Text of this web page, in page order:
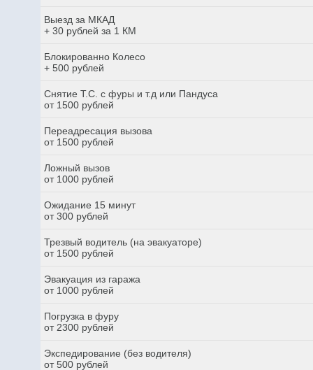
Выезд за МКАД
+ 30 рублей за 1 КМ
Блокированно Колесо
+ 500 рублей
Снятие Т.С. с фуры и т.д или Пандуса
от 1500 рублей
Переадресация вызова
от 1500 рублей
Ложный вызов
от 1000 рублей
Ожидание 15 минут
от 300 рублей
Трезвый водитель (на эвакуаторе)
от 1500 рублей
Эвакуация из гаража
от 1000 рублей
Погрузка в фуру
от 2300 рублей
Экспедирование (без водителя)
от 500 рублей